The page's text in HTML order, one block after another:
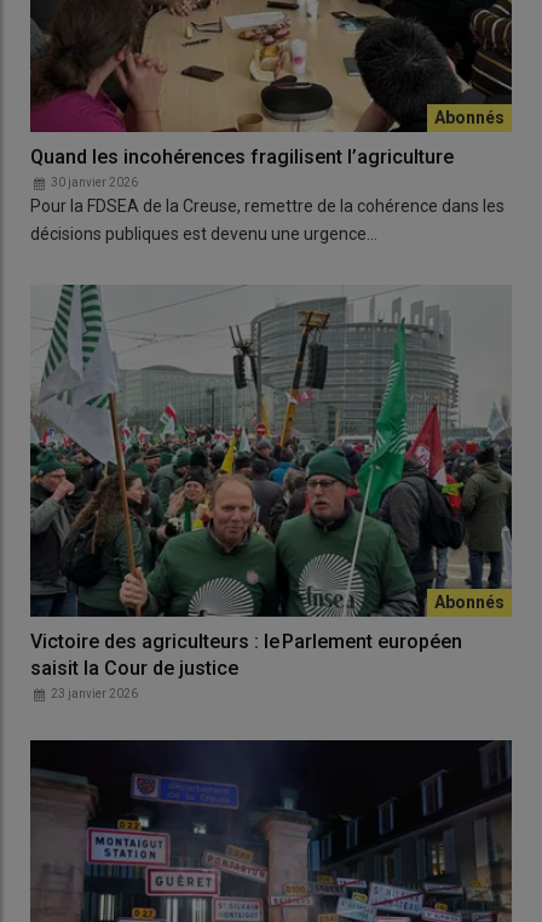
Quand les incohérences fragilisent l’agriculture
30 janvier 2026
Pour la FDSEA de la Creuse, remettre de la cohérence dans les
décisions publiques est devenu une urgence…
Victoire des agriculteurs : le Parlement européen
saisit la Cour de justice
23 janvier 2026